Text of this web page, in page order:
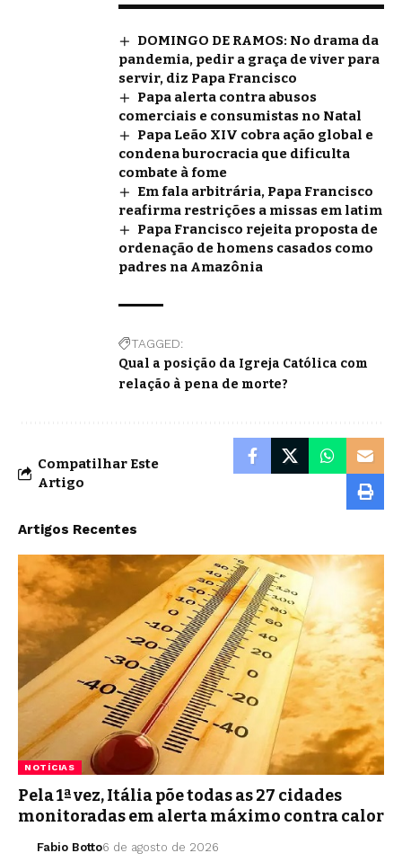
DOMINGO DE RAMOS: No drama da
pandemia, pedir a graça de viver para
servir, diz Papa Francisco
Papa alerta contra abusos
comerciais e consumistas no Natal
Papa Leão XIV cobra ação global e
condena burocracia que dificulta
combate à fome
Em fala arbitrária, Papa Francisco
reafirma restrições a missas em latim
Papa Francisco rejeita proposta de
ordenação de homens casados como
padres na Amazônia
TAGGED:
Qual a posição da Igreja Católica com
relação à pena de morte?
Compatilhar Este
Artigo
Artigos Recentes
NOTÍCIAS
Pela 1ª vez, Itália põe todas as 27 cidades
monitoradas em alerta máximo contra calor
Fabio Botto6 de agosto de 2026